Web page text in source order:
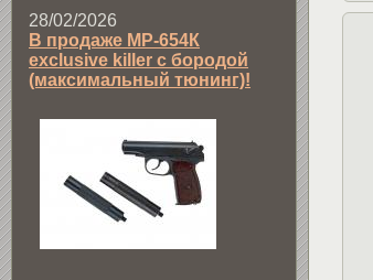
28/02/2026
В продаже МР-654К
exclusive killer с бородой
(максимальный тюнинг)!